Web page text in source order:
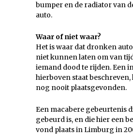
bumper en de radiator van
auto.
Waar of niet waar?
Het is waar dat dronken
niet kunnen laten om van
iemand dood te rijden. Een
hierboven staat beschreven,
nog nooit plaatsgevonden.
Een macabere gebeurtenis
gebeurd is, en die hier een
vond plaats in Limburg in